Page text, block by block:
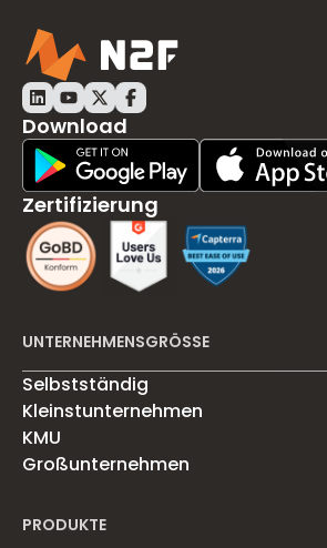
Download
Play Store DownloadApp Store
Zertifizierung
UNTERNEHMENSGRÖSSE
Selbstständig
Kleinstunternehmen
KMU
Großunternehmen
PRODUKTE